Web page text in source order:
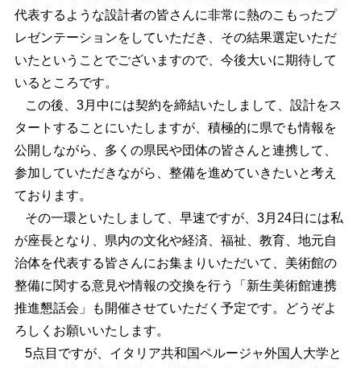
代表するような設計者の皆さんに非常に熱のこもったプ
レゼンテーションをしていただき、その結果選定いただ
いたということでございますので、今後大いに期待して
いるところです。
この後、3月中には契約を締結いたしまして、設計をス
タートすることにいたしますが、積極的に県でも情報を
公開しながら、多くの県民や団体の皆さんと連携して、
参加していただきながら、整備を進めていきたいと考え
ております。
その一環といたしまして、早速ですが、3月24日には私
が座長となり、県内の文化や経済、福祉、教育、地元自
治体を代表する皆さんにお集まりいただいて、美術館の
整備に関する意見や情報の交換を行う「新生美術館連携
推進懇話会」も開催させていただく予定です。どうぞよ
ろしくお願いいたします。
5点目ですが、イタリア共和国ペルージャ外国人大学と